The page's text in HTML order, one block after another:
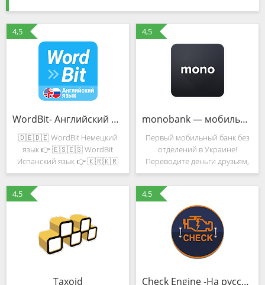
4,5
WordBit- Английский язык (на блокировке экрана)
🇩🇪🇩🇪 WordBit Немецкий
язык 👉 🇪🇸🇪🇸 WordBit
Испанский язык 👉 🇰🇷🇰🇷
WordBit Корейский язык 👉
⭐Всегда было лень учить
слова, и даже если скачала
равно посещала его редко, но
в этом
4,5
monobank — мобильный онлайн банк
Первый мобильный банк без
отделений в Украине!
Переводите деньги друзьям,
оплачивайте коммуналку и
пополняйте мобильный
совершенно бесплатно.
Кредитный лимит до 100 000
грн с самой низкой
процентной
4,5
Taxoid
4,5
Check Engine -На русском языке